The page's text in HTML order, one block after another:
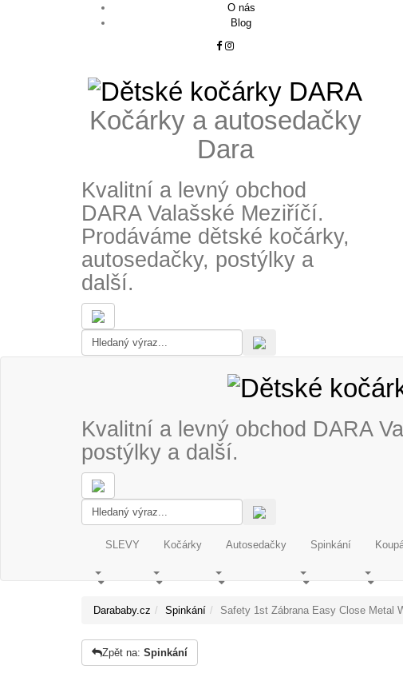
O nás
Blog
Kočárky a autosedačky
Dara
Kvalitní a levný obchod
DARA Valašské Meziříčí.
Prodáváme dětské kočárky,
autosedačky, postýlky a
další.
Kvalitní a levný obchod DARA
postýlky a další.
SLEVY Kočárky Autosedačky Spinkání
Darababy.cz Spinkání Safety 1st Zábrana Easy Close Metal
Zpět na: Spinkání